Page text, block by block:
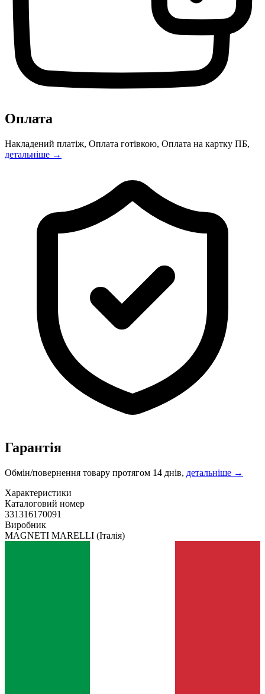
Оплата
Накладений платіж, Оплата готівкою, Оплата на картку ПБ,
детальніше →
Гарантія
Обмін/повернення товару протягом 14 днів, детальніше →
Характеристики
Каталоговий номер
331316170091
Виробник
MAGNETI MARELLI (Італія)